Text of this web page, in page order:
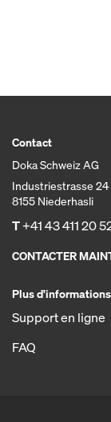
Contact
Doka Schweiz AG
Industriestrasse 24
8155 Niederhasli
T+41 43 411 20
CONTACTER
Plus d'informations
Support en ligne
FAQ